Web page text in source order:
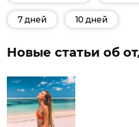
7 дней 10 дней
Новые статьи об